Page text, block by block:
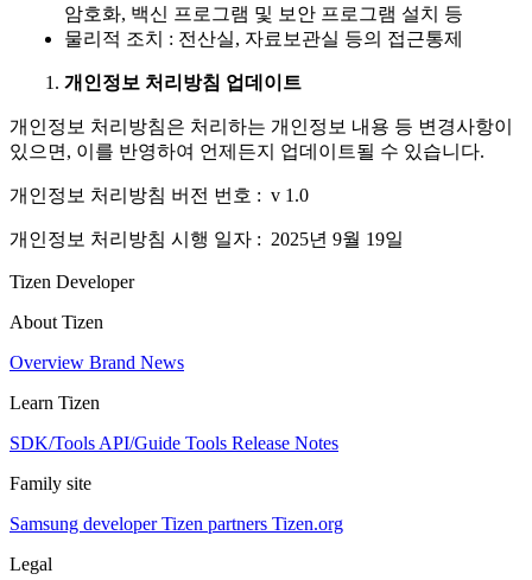
암호화, 백신 프로그램 및 보안 프로그램 설치 등
물리적 조치 : 전산실, 자료보관실 등의 접근통제
개인정보 처리방침 업데이트
개인정보 처리방침은 처리하는 개인정보 내용 등 변경사항이
있으면, 이를 반영하여 언제든지 업데이트될 수 있습니다.
개인정보 처리방침 버전 번호 : v 1.0
개인정보 처리방침 시행 일자 : 2025년 9월 19일
Tizen Developer
About Tizen
Overview Brand News
Learn Tizen
SDK/Tools API/Guide Tools Release Notes
Family site
Samsung developerTizen partners Tizen.org
Legal